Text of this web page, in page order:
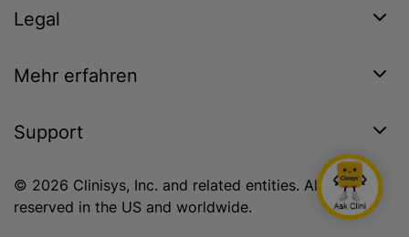
Legal
Mehr erfahren
Support
© 2026 Clinisys, Inc. and related entities. All rights
reserved in the US and worldwide.